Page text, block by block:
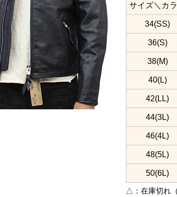
サイズ＼カ
34(SS)
36(S)
38(M)
40(L)
42(LL)
44(3L)
46(4L)
48(5L)
50(6L)
△： 在庫切れ